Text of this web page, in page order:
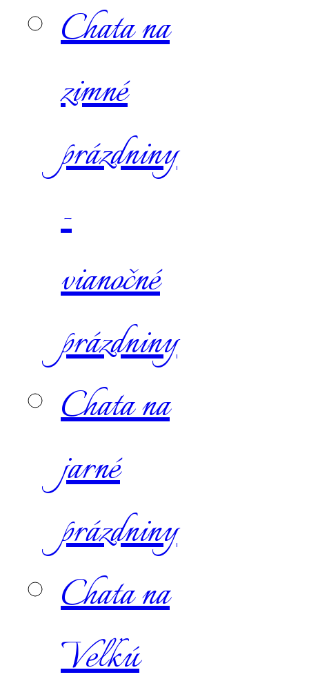
Chata na
zimné
prázdniny
-
vianočné
prázdniny
Chata na
jarné
prázdniny
Chata na
Veľkú